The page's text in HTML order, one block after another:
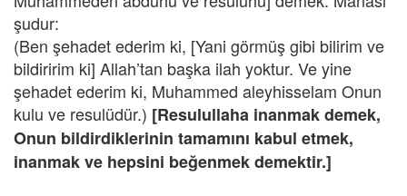
şudur:
(Ben şehadet ederim ki, [Yani görmüş gibi bilirim ve
bildiririm ki] Allah’tan başka ilah yoktur. Ve yine
şehadet ederim ki, Muhammed aleyhisselam Onun
kulu ve resulüdür.) [Resulullaha inanmak demek,
Onun bildirdiklerinin tamamını kabul etmek,
inanmak ve hepsini beğenmek demektir.]